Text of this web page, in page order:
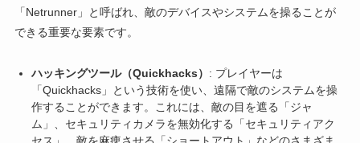
「Netrunner」と呼ばれ、敵のデバイスやシステムを操ることが
できる重要な要素です。
ハッキングツール（Quickhacks） : プレイヤーは
「Quickhacks」という技術を使い、遠隔で敵のシステムを操
作することができます。これには、敵の目を遮る「ジャ
ム」、セキュリティカメラを無効化する「セキュリティアク